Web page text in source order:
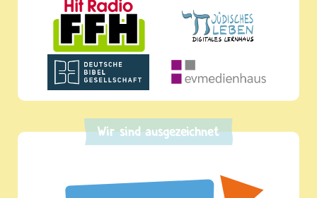
Wir sind ausgezeichnet